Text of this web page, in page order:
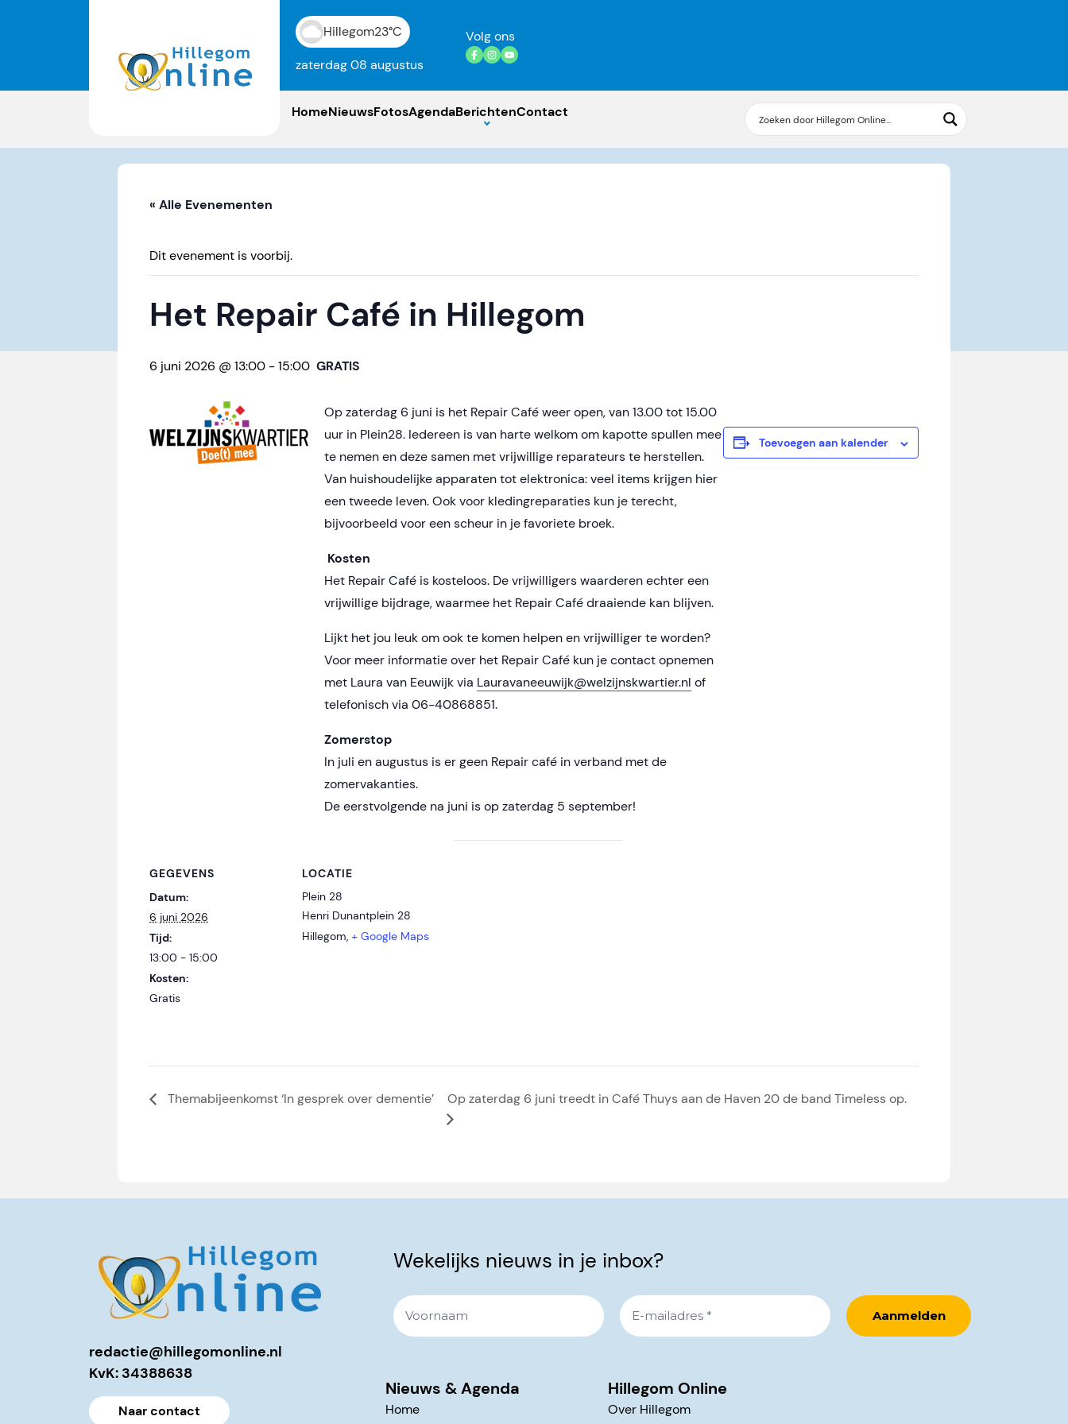
Hillegom23°C
zaterdag 08 augustus
Volg ons
HomeNieuwsFotosAgendaBerichtenContact
« Alle Evenementen
Dit evenement is voorbij.
Het Repair Café in Hillegom
6 juni 2026 @ 13:00 -15:00 GRATIS
Op zaterdag 6 juni is het Repair Café weer open, van 13.00 tot 15.00
uur in Plein28. Iedereen is van harte welkom om kapotte spullen mee
te nemen en deze samen met vrijwillige reparateurs te herstellen.
Van huishoudelijke apparaten tot elektronica: veel items krijgen hier
een tweede leven. Ook voor kledingreparaties kun je terecht,
bijvoorbeeld voor een scheur in je favoriete broek.
Kosten
Het Repair Café is kosteloos. De vrijwilligers waarderen echter een
vrijwillige bijdrage, waarmee het Repair Café draaiende kan blijven.
Lijkt het jou leuk om ook te komen helpen en vrijwilliger te worden?
Voor meer informatie over het Repair Café kun je contact opnemen
met Laura van Eeuwijk via Lauravaneeuwijk@welzijnskwartier.nl of
telefonisch via 06-40868851.
Zomerstop
In juli en augustus is er geen Repair café in verband met de
zomervakanties.
De eerstvolgende na juni is op zaterdag 5 september!
Toevoegen aan kalender
GEGEVENS
Datum:
6 juni 2026
Tijd:
13:00 - 15:00
Kosten:
Gratis
LOCATIE
Plein 28
Henri Dunantplein 28
Hillegom, + Google Maps
Themabijeenkomst ‘In gesprek over dementie’ Op zaterdag 6 juni treedt in Café Thuys aan de Haven 20 de band Timeless op.
redactie@hillegomonline.nl
KvK: 34388638
Naar contact
Wekelijks nieuws in je inbox?
Nieuws & Agenda
Home
Hillegom Online
Over Hillegom